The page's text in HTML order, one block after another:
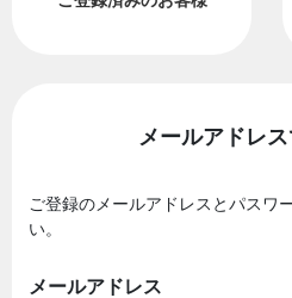
メールアドレ
ご登録のメールアドレスとパスワ
い。
メールアドレス